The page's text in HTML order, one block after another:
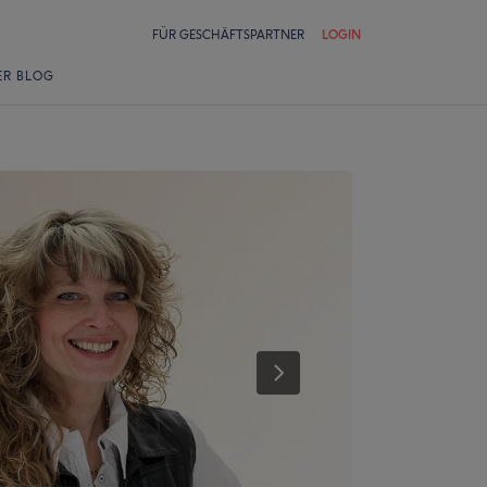
FÜR GESCHÄFTSPARTNER LOGIN
BLOG